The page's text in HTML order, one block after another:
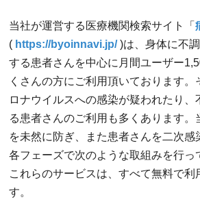
当社が運営する医療機関検索サイト「
( https://byoinnavi.jp/)は、身体に不
する患者さんを中心に月間ユーザー
くさんの方にご利用頂いております。
ロナウイルスへの感染が疑われたり
る患者さんのご利用も多くあります。
を未然に防ぎ、また患者さんを二次感
各フェーズで次のような取組みを行っ
これらのサービスは、すべて無料で利
す。